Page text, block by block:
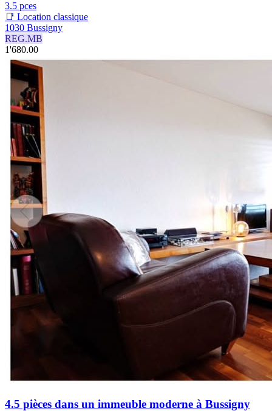
3.5 pces
📑 Location classique
1030 Bussigny
REG.MB
1'680.00
4.5 pièces dans un immeuble moderne à Bussigny